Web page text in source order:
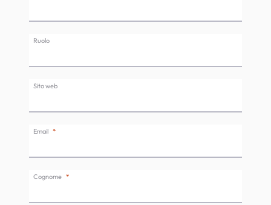
Ruolo
Sito web
Email
Cognome